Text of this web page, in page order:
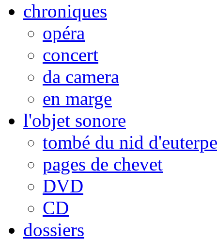
chroniques
opéra
concert
da camera
en marge
l'objet sonore
tombé du nid d'euterpe
pages de chevet
DVD
CD
dossiers